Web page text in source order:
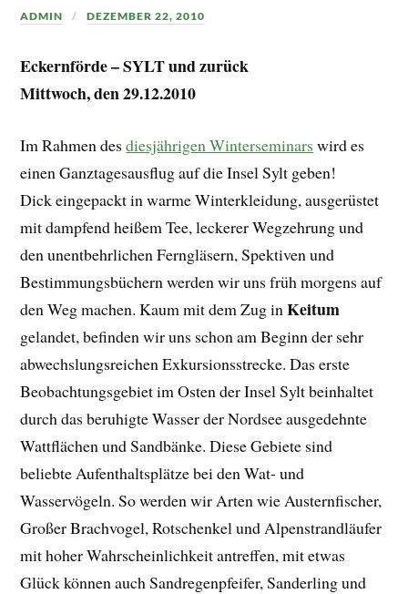
ADMIN DEZEMBER 22, 2010
Eckernförde – SYLT und zurück
Mittwoch, den 29.12.2010
Im Rahmen desdiesjährigen Winterseminars wird es
einen Ganztagesausflug auf die Insel Sylt geben!
Dick eingepackt in warme Winterkleidung, ausgerüstet
mit dampfend heißem Tee, leckerer Wegzehrung und
den unentbehrlichen Ferngläsern, Spektiven und
Bestimmungsbüchern werden wir uns früh morgens auf
den Weg machen. Kaum mit dem Zug inKeitum
gelandet, befinden wir uns schon am Beginn der sehr
abwechslungsreichen Exkursionsstrecke. Das erste
Beobachtungsgebiet im Osten der Insel Sylt beinhaltet
durch das beruhigte Wasser der Nordsee ausgedehnte
Wattflächen und Sandbänke. Diese Gebiete sind
beliebte Aufenthaltsplätze bei den Wat- und
Wasservögeln. So werden wir Arten wie Austernfischer,
Großer Brachvogel, Rotschenkel und Alpenstrandläufer
mit hoher Wahrscheinlichkeit antreffen, mit etwas
Glück können auch Sandregenpfeifer, Sanderling und